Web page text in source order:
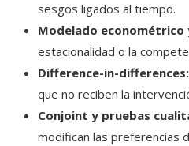
sesgos ligados al tiempo.
Modelado econométrico
estacionalidad o la
Difference-in-differences:
que no reciben la
Conjoint y pruebas
modifican las preferencias